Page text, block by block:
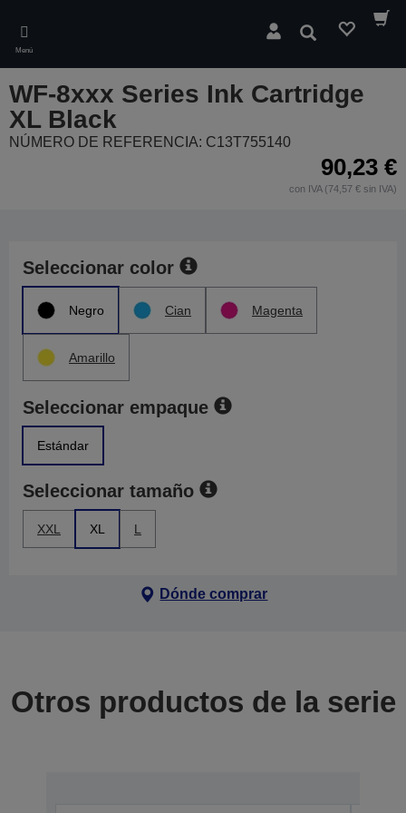
main
content
Menú
Buscar
WF-8xxx Series Ink Cartridge
XL Black
NÚMERO DE REFERENCIA: C13T755140
90,23 €
con IVA (74,57 € sin IVA)
Seleccionar color
Negro Cian Magenta
Amarillo
Seleccionar empaque
Estándar
Seleccionar tamaño
XXL XL L
Dónde comprar
Otros productos de la serie